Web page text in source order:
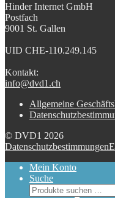
Hinder Internet GmbH
Postfach
9001 St. Gallen
UID CHE-110.249.145
Kontakt:
info@dvd1.ch
Allgemeine
© DVD1 2026
Datenschutzbestimmungen
Mein Konto
Suche
Suchen